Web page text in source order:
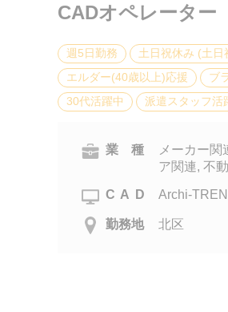
CADオペレータ
週5日勤務 土日祝休み (土日
エルダー(40歳以上)応援
ブ
30代活躍中
派遣スタッフ活
業 種
メーカー関
ア関連, 不
CAD Archi-
勤務地 北区